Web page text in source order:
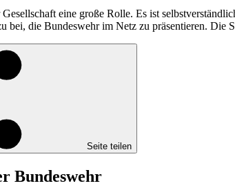
eine große Rolle. Es ist
bei, die Bundeswehr im Netz zu präsentieren. Die
Seite teilen
Bundeswehr